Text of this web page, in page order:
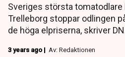
Sveriges största
Trelleborg stoppar odlingen
de höga elpriserna, skriver
3 years ago | Av: Redaktionen